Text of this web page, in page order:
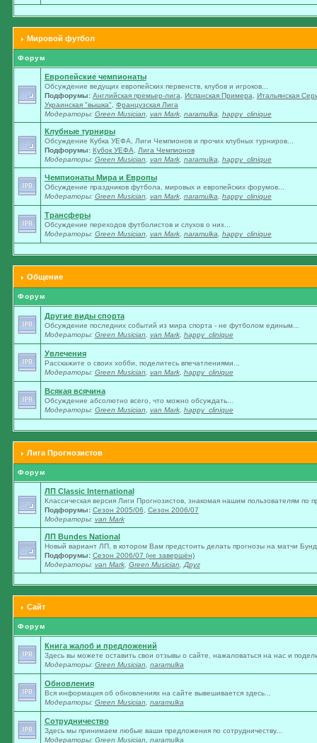
Мировой футбол
Форум
Европейские чемпионаты
Обсуждение ведущих европейских первенств, клубов и игроков...
Подфорумы: Английская премьер-лига Испанская Примера
Итальянская
Украинская "вышка"
Французская Лига
Модераторы: Green Musician van Mark, naramulka happy_clinique
Клубные турниры
Обсуждение Кубка УЕФА, Лиги Чемпионов и прочих клубных турниров...
Подфорумы: Кубок УЕФА
Лига Чемпионов
Модераторы: Green Musician van Mark, naramulka happy_clinique
Чемпионаты Мира и Европы
Обсуждение праздников футбола, мировых и европейских форумов...
Модераторы: Green Musician van Mark, naramulka happy_clinique
Трансферы
Обсуждение переходов футболистов и слухов о них...
Модераторы: Green Musician van Mark, naramulka happy_clinique
Общение
Форум
Другие виды спорта
Обсуждение последних событий из мира спорта - не футболом единым...
Модераторы: Green Musician van Mark, happy_clinique
Увлечения
Расскажите о своих хобби, поделитесь впечатлениями...
Модераторы: Green Musician van Mark, happy_clinique
Всякая всячина
Обсуждение абсолютно всего, что можно обсуждать...
Модераторы: Green Musician van Mark, happy_clinique
Лига Прогнозистов
Форум
ЛП Classic International
Классическая версия Лиги Прогнозистов, знакомая нашим пользователям по
Подфорумы: Сезон 2005/06
Сезон 2006/07
Модераторы: van Mark
ЛП Bundes National
Новый вариант ЛП, в котором Вам предстоить делать прогнозы на матчи
Подфорумы: Сезон 2006/07 (не завершён)
Модераторы: van Mark, Green Musician Друг
Сайт
Форум
Книга жалоб и предложений
Здесь вы можете оставить свои отзывы о сайте, нажаловаться на нас и
Модераторы: Green Musician naramulka
Обновления
Вся информация об обновлениях на сайте вывешивается здесь...
Модераторы: Green Musician naramulka
Сотрудничество
Здесь мы принимаем любые ваши предложения по сотрудничеству...
Модераторы: Green Musician naramulka